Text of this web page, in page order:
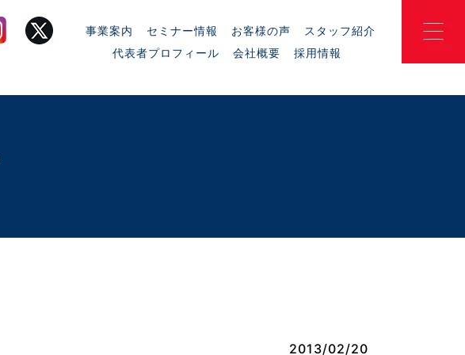
事業案内 セミナー情報 お客様の声
スタッフ紹介
代表者プロフィール
会社概要 採用情報
2013/02/20